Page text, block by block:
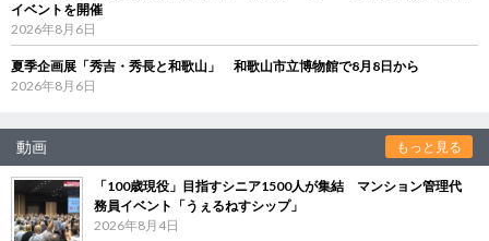
イベントを開催
2026年8月6日
夏季企画展「秀吉・秀長と和歌山」 和歌山市立博物館で8月8日から
2026年8月6日
動画 もっと見る
「100歳現役」目指すシニア1500人が集結 マンション管理代
務員イベント「うぇるねすシップ」
2026年8月4日